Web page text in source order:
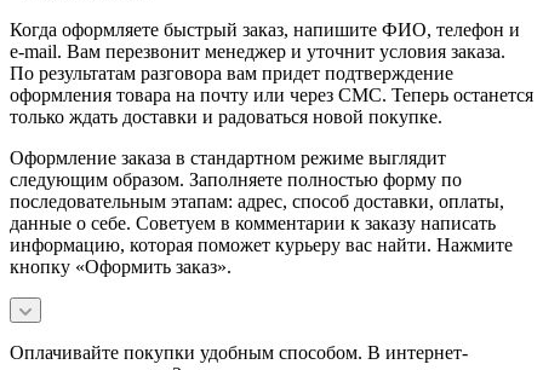
Когда оформляете быстрый заказ, напишите ФИО, телефон и
e-mail. Вам перезвонит менеджер и уточнит условия заказа.
По результатам разговора вам придет подтверждение
оформления товара на почту или через СМС. Теперь останется
только ждать доставки и радоваться новой покупке.
Оформление заказа в стандартном режиме выглядит
следующим образом. Заполняете полностью форму по
последовательным этапам: адрес, способ доставки, оплаты,
данные о себе. Советуем в комментарии к заказу написать
информацию, которая поможет курьеру вас найти. Нажмите
кнопку «Оформить заказ».
Оплачивайте покупки удобным способом. В интернет-